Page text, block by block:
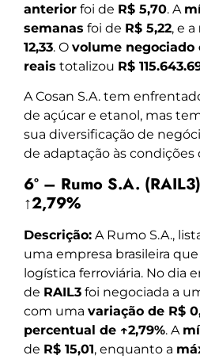
anterior foi de R$ 5,70. A
semanas foi de R$ 5,22, e a
12,33. O volume negociado
reais totalizou R$
A Cosan S.A. tem
de açúcar e etanol, mas
sua diversificação de
de adaptação às condições
6º – Rumo S.A.
↑2,79%
Descrição: A Rumo S.A.,
uma empresa brasileira
logística ferroviária. No dia
de RAIL3 foi negociada a
com uma variação de R$
percentual de ↑2,79%. A
de R$ 15,01, enquanto a